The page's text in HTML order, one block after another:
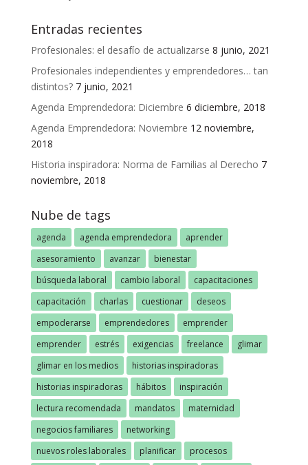
Entradas recientes
Profesionales: el desafío de actualizarse 8 junio, 2021
Profesionales independientes y emprendedores… tan
distintos? 7 junio, 2021
Agenda Emprendedora: Diciembre 6 diciembre, 2018
Agenda Emprendedora: Noviembre 12 noviembre,
2018
Historia inspiradora: Norma de Familias al Derecho 7
noviembre, 2018
Nube de tags
agenda agenda emprendedora
aprender
asesoramiento
avanzar
bienestar
búsqueda laboral
cambio laboral
capacitaciones
capacitación
charlas cuestionar
deseos
empoderarse
emprendedores
emprender
emprender
estrés exigencias freelance
glimar
glimar en los medios
historias inspiradoras
historias inspiradoras
hábitos
inspiración
lectura recomendada
mandatos
maternidad
negocios familiares
networking
nuevos roles laborales
planificar
procesos